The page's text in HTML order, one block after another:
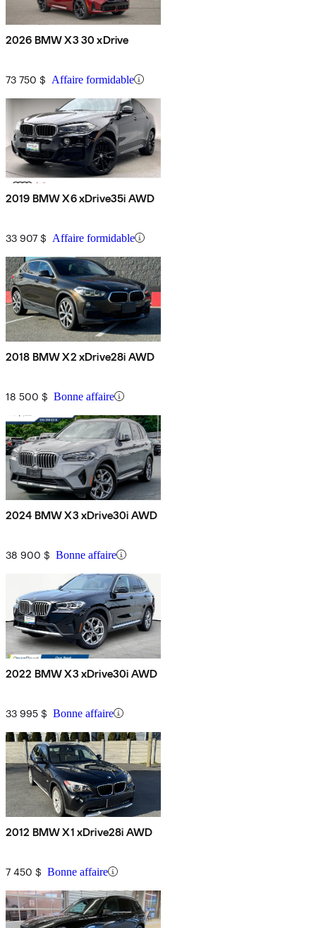
2026 BMW X3 30 xDrive
73 750 $ Affaire formidable
2019 BMW X6 xDrive35i AWD
33 907 $ Affaire formidable
2018 BMW X2 xDrive28i AWD
18 500 $ Bonne affaire
2024 BMW X3 xDrive30i AWD
38 900 $ Bonne affaire
2022 BMW X3 xDrive30i AWD
33 995 $ Bonne affaire
2012 BMW X1 xDrive28i AWD
7 450 $ Bonne affaire